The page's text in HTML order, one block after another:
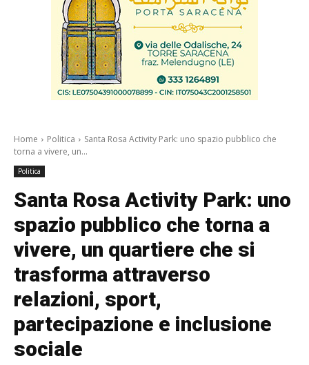
Home Politica
Santa Rosa Activity Park: uno spazio pubblico che
torna a vivere, un...
Politica
Santa Rosa Activity Park: uno
spazio pubblico che torna a
vivere, un quartiere che si
trasforma attraverso
relazioni, sport,
partecipazione e inclusione
sociale